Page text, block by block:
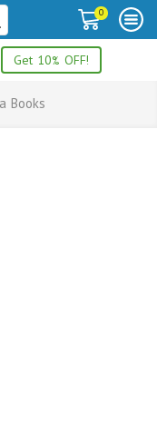
0
Get 10% OFF!
Books